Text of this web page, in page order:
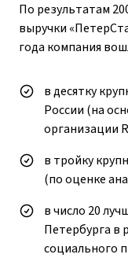
По результатам
выручки
года компания
в десятку
России (на
организации
в тройку
(по оценке
в число 20
Петербурга в
социального